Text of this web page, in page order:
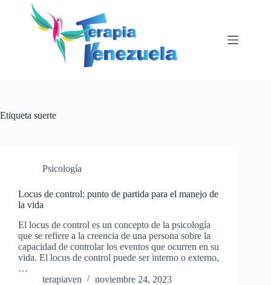
contenido
Etiqueta suerte
Psicología
Locus de control: punto de partida para el manejo de
la vida
El locus de control es un concepto de la psicología
que se refiere a la creencia de una persona sobre la
capacidad de controlar los eventos que ocurren en su
vida. El locus de control puede ser interno o externo,
…
terapiaven
noviembre 24, 2023